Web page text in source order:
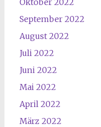
September 2022
August 2022
Juli 2022
Juni 2022
Mai 2022
April 2022
März 2022